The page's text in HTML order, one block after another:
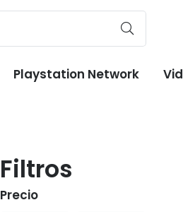
Playstation Network
Filtros
Precio